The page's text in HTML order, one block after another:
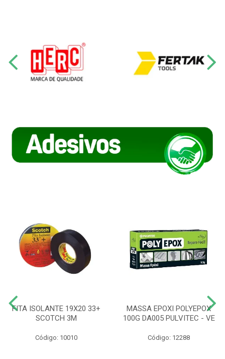
FITA ISOLANTE 19X20 33+
SCOTCH 3M
Código: 10010
MASSA EPOXI POLYEPOX
100G DA005 PULVITEC - VE
Código: 12288